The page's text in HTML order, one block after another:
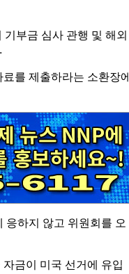
부금 심사 관행 및 해외
를 제출하라는 소환장에
응하지 않고 위원회를 오
금이 미국 선거에 유입